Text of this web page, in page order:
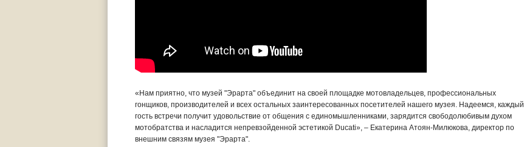
«Нам приятно, что музей "Эрарта" объединит на своей площадке мотовладельцев, профессиональных
гонщиков, производителей и всех остальных заинтересованных посетителей нашего музея. Надеемся, каждый
гость встречи получит удовольствие от общения с единомышленниками, зарядится свободолюбивым духом
мотобратства и насладится непревзойденной эстетикой Ducati», – Екатерина Атоян-Милюкова, директор по
внешним связям музея "Эрарта".